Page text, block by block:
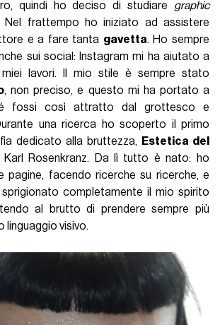
quindi ho deciso di studiare graphic
frattempo ho iniziato ad assistere
e a fare tanta gavetta. Ho sempre
sui social: Instagram mi ha aiutato a
lavori. Il mio stile è sempre stato
, non preciso, e questo mi ha portato a
fossi così attratto dal grottesco e
una ricerca ho scoperto il primo
dedicato alla bruttezza,
Estetica del
Karl Rosenkranz. Da lì tutto è nato: ho
pagine, facendo ricerche su ricerche, e
completamente il mio spirito
al brutto di prendere sempre più
linguaggio visivo.